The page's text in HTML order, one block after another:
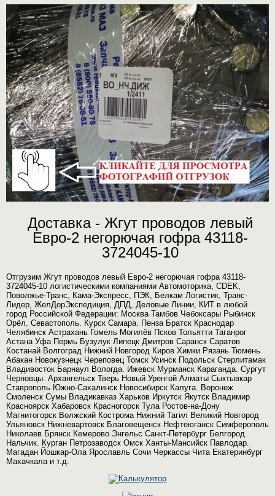
Доставка - Жгут проводов левый
Евро-2 негорючая гофра 43118-
3724045-10
Отгрузим Жгут проводов левый Евро-2 негорючая гофра 43118-
3724045-10 логистическими компаниями Автомоторика, CDEK,
Поволжье-Транс, Кама-Экспресс, ПЭК, Белкам Логистик, Транс-
Лидер, ЖелДорЭкспедиция, ДПД, Деловые Линии, КИТ в любой
город Российской Федерации: Москва Тамбов Чебоксары Рыбинск
Орёл. Севастополь. Курск Самара. Пенза Братск Краснодар
Челябинск Астрахань Гомель Могилёв Псков Тольятти Таганрог
Астана Уфа Пермь Бузулук Липецк Дмитров Саранск Саратов
Костанай Волгоград Нижний Новгород Киров Химки Рязань Тюмень
Абакан Новокузнецк Череповец Томск Усинск Подольск Стерлитамак
Владивосток Барнаул Вологда. Ижевск Мурманск Караганда. Сургут
Черновцы. Архангельск Тверь Новый Уренгой Алматы Сыктывкар
Ставрополь Южно-Сахалинск Новосибирск Калуга. Воронеж
Смоленск Сумы Владикавказ Харьков Иркутск Якутск Владимир
Красноярск Хабаровск Красногорск Тула Ростов-на-Дону
Магнитогорск Волжский Кострома Нижний Тагил Великий Новгород
Ульяновск Нижневартовск Благовещенск Нефтеюганск Симферополь
Николаев Брянск Кемерово Энгельс Санкт-Петербург Белгород.
Нальчик. Курган Петрозаводск Омск Ханты-Мансийск Павлодар.
Магадан Йошкар-Ола Ярославль Сочи Черкассы Чита Екатеринбург
Махачкала и т.д.